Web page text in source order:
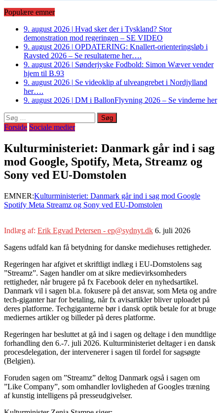
Populære emner
9. august 2026 | Hvad sker der i Tyskland? Stor
demonstration mod regeringen – SE VIDEO
9. august 2026 | OPDATERING: Knallert-orienteringsløb i
Ravsted 2026 – Se resultaterne her….
9. august 2026 | Sønderjyske Fodbold: Simon Wæver vender
hjem til B.93
9. august 2026 | Se videoklip af ulveangrebet i Nordjylland
her….
9. august 2026 | DM i BallonFlyvning 2026 – Se vinderne her
Søg
efter:
Forside Sociale medier
Kulturministeriet: Danmark går ind i sag
mod Google, Spotify, Meta, Streamz og
Sony ved EU-Domstolen
EMNER:Kulturministeriet: Danmark går ind i sag mod Google
Spotify Meta Streamz og Sony ved EU-Domstolen
Indlæg af: Erik Egvad Petersen - ep@sydnyt.dk 6. juli 2026
Sagens udfald kan få betydning for danske mediehuses rettigheder.
Regeringen har afgivet et skriftligt indlæg i EU-Domstolens sag
”Streamz”. Sagen handler om at sikre medievirksomheders
rettigheder, når brugere på fx Facebook deler en nyhedsartikel.
Danmark vil i sagen bl.a. fokusere på det ansvar, som Meta og andre
tech-giganter har for betaling, når fx avisartikler bliver uploadet på
deres platforme. Techgiganterne bør i dansk optik betale for at bruge
mediernes artikler og billeder på deres platforme.
Regeringen har besluttet at gå ind i sagen og deltage i den mundtlige
forhandling den 6.-7. juli 2026. Kulturministeriet deltager i en dansk
procesdelegation, der intervenerer i sagen til fordel for sagsøgte
(Belgien).
Foruden sagen om ”Streamz” deltog Danmark også i sagen om
”Like Company”, som omhandler lovligheden af Googles træning
af kunstig intelligens på presseudgivelser.